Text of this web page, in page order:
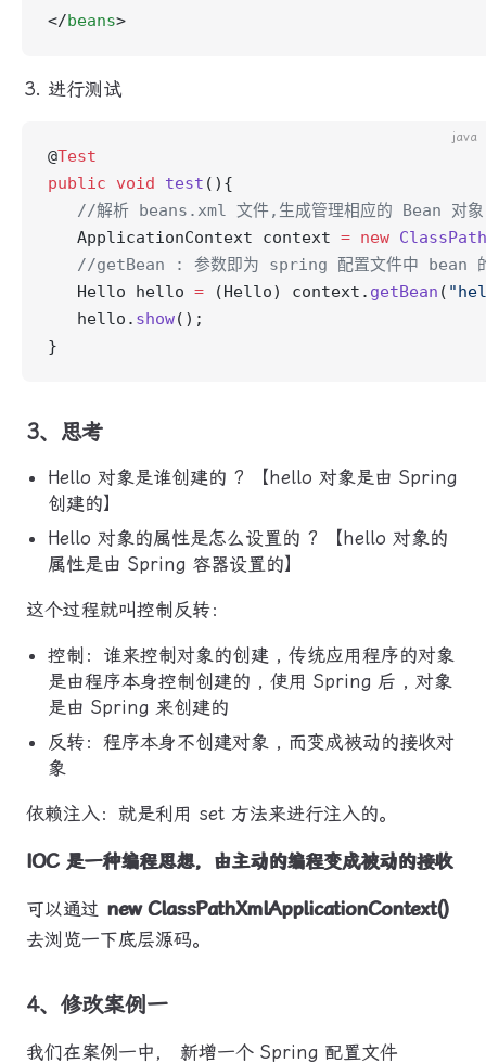
</beans>
进行测试
java
@Test
public void test (){
   //解析 beans.xml 文件,生成管理相应的 Bean 对象
   ApplicationContext context
= new
//getBean : 参数即为 spring 配置文件中 bean
   Hello hello
= (Hello) context. getBean (
   hello.
show();
}
3、思考
Hello 对象是谁创建的 ? 【hello 对象是由 Spring
创建的】
Hello 对象的属性是怎么设置的 ? 【hello 对象的
属性是由 Spring 容器设置的】
这个过程就叫控制反转：
控制：谁来控制对象的创建 , 传统应用程序的对象
是由程序本身控制创建的 , 使用 Spring 后 , 对象
是由 Spring 来创建的
反转：程序本身不创建对象 , 而变成被动的接收对
象
依赖注入：就是利用 set 方法来进行注入的。
IOC 是一种编程思想，由主动的编程变成被动的接收
可以通过 new ClassPathXmlApplicationContext()
去浏览一下底层源码。
4、修改案例一
我们在案例一中， 新增一个 Spring 配置文件